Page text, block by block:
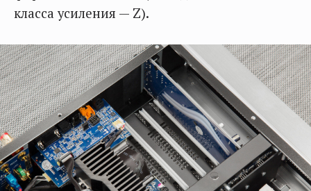
класса усиления — Z).